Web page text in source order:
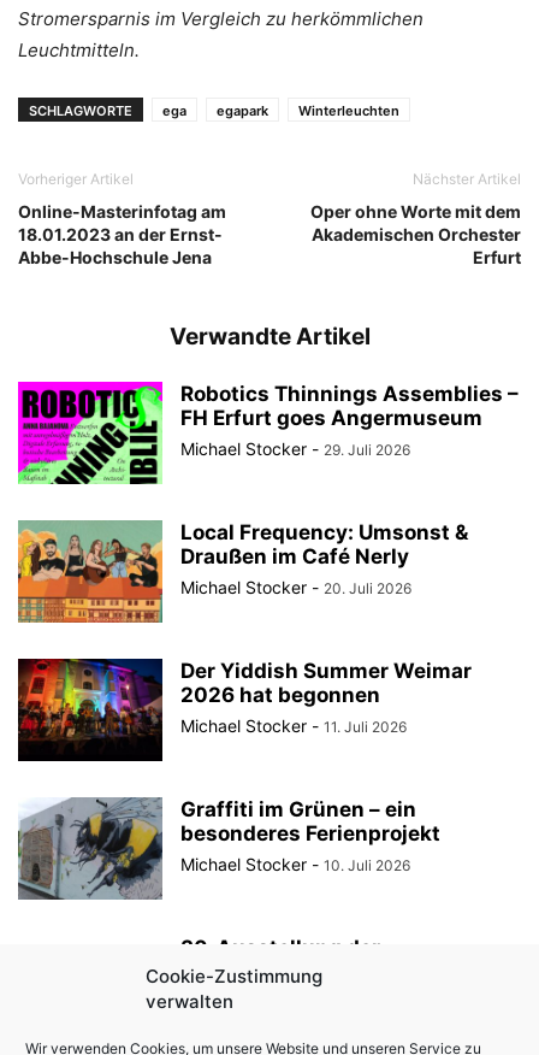
Cookie-Zustimmung
verwalten
Wir verwenden Cookies, um unsere Website und unseren Service zu
Stromersparnis im Vergleich zu herkömmlichen
Leuchtmitteln.
SCHLAGWORTE ega egapark Winterleuchten
Vorheriger Artikel
Online-Masterinfotag am
18.01.2023 an der Ernst-
Abbe-Hochschule Jena
Nächster Artikel
Oper ohne Worte mit dem
Akademischen Orchester
Erfurt
Verwandte Artikel
Robotics Thinnings Assemblies –
FH Erfurt goes Angermuseum
Michael Stocker - 29. Juli 2026
Local Frequency: Umsonst &
Draußen im Café Nerly
Michael Stocker - 20. Juli 2026
Der Yiddish Summer Weimar
2026 hat begonnen
Michael Stocker - 11. Juli 2026
Graffiti im Grünen – ein
besonderes Ferienprojekt
Michael Stocker - 10. Juli 2026
30. Ausstellung der
StadtRaumBoxen am
KulturQuartier Schauspielhaus